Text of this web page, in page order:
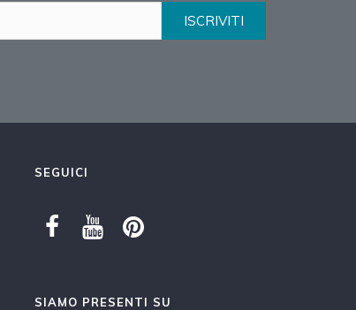
ISCRIVITI
SEGUICI
SIAMO PRESENTI SU